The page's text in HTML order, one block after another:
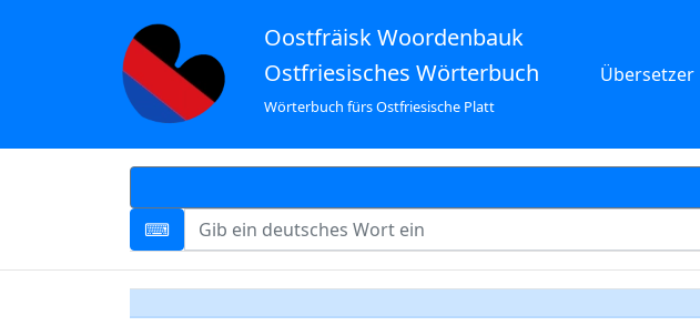
Oostfräisk Woordenbauk
Ostfriesisches Wörterbuch
Wörterbuch fürs Ostfriesische Platt
Übersetzer